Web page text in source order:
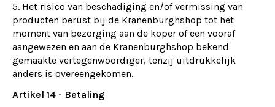
Het risico van beschadiging en/of vermissing van
producten berust bij de Kranenburghshop tot het
moment van bezorging aan de koper of een vooraf
aangewezen en aan de Kranenburghshop bekend
gemaakte vertegenwoordiger, tenzij uitdrukkelijk
anders is overeengekomen.
Artikel 14 - Betaling